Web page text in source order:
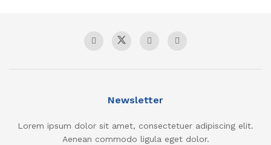
Newsletter
Lorem ipsum dolor sit amet, consectetuer adipiscing elit.
Aenean commodo ligula eget dolor.